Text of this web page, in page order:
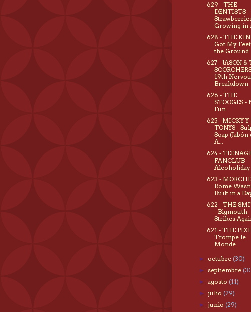
629 - THE
DENTISTS -
Growing in
628 - THE
Got My
the Ground
627 - JASON &
19th
Breakdown
626 - THE
STOOGES -
Fun
625 - MICKY Y
TONYS -
Soap (Jabón
A...
624 -
FANCLUB -
Alcoholiday
623 -
Rome
Built in a
622 - THE
- Bigmouth
Strikes
621 - THE
Trompe le
Monde
► octubre(30)
►septiembre
►agosto(11)
► julio(29)
► junio(29)